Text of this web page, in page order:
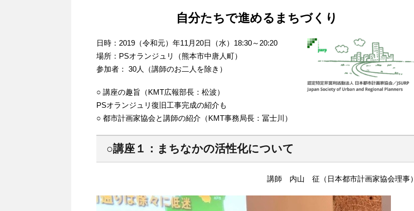
自分たちで進めるまちづくり
日時：2019（令和元）年11月20日（水）18:30～20:20
場所：PSオランジュリ（熊本市中唐人町）
参加者： 30人（講師のお二人を除き）
○ 講座の趣旨（KMT広報部長：松波）
PSオランジュリ復旧工事完成の紹介も
○ 都市計画家協会と講師の紹介（KMT事務局長：冨士川）
○講座１：まちなかの活性化について
講師 内山 征（日本都市計画家協会理事）